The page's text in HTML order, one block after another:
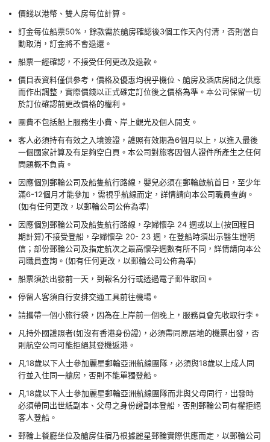
價錢以港幣、雙人房每位計算。
訂金每位船票50%，餘款需於艙房確認後3個工作天內付清，否則當自
動取消，訂金將不會退還。
船票一經確認，不接受任何更改及退款。
價目表資料僅供參考，價格及優惠均視乎機位、艙房及酒店房間之供應
而作出調整，實際價錢以正式確定訂位後之價格為準。本公司保留一切
於訂位確認前更改價格的權利。
團費不包括船上服務生小費、岸上觀光及個人開支。
客人必須持有有效之入境簽證，護照有效期為6個月以上，以進入最後
一個國家計算及有足夠空白頁。本公司對旅客因個人證件所產生之任何
問題概不負責。
因應個別郵輪公司及船隻航行路線，嬰兒必須在郵輪啟航首日，至少年
滿6-12個月才能參加，需視乎航線而定，詳情請向本公司職員查詢。
(如有任何更改，以郵輪公司公佈為準)
因應個別郵輪公司及船隻航行路線，孕婦懷孕 24 週或以上(按回程日
期計算)不接受登船，孕婦懷孕 20- 23 週，在登船時須出示醫生證明
信；部份郵輪公司及指定航次之最高懷孕週數有所不同，詳情請向本公
司職員查詢。(如有任何更改，以郵輪公司公佈為準)
船票須於出發前一天，到報名分行或透過電子郵件取回。
停留人客須自行安排交通工具前往機場。
請攜帶一個小旅行袋，因為在上岸前一個晚上，服務員會先收取行李。
凡持外國護照者(如沒有香港身份證)，必須帶同原居地的機票出發，否
則航空公司可能拒絕其登機返港。
凡18歲以下人士參加麗星郵輪亞洲航線團隊，必須與18歲以上成人同
行並入住同一艙房，否則不能單獨登船。
凡18歲以下人士參加麗星郵輪亞洲航線團隊而非與父母同行，出發時
必須帶同出世紙副本、父母之身份證副本登船，否則郵輪公司有權拒絕
客人登船。
郵輪上餐廳坐位及艙房住宿乃根據麗星郵輪實際供應而定，以郵輪公司